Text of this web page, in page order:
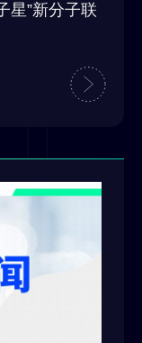
星”新分子联